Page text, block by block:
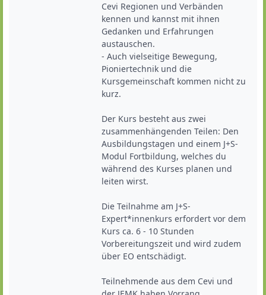
Cevi Regionen und Verbänden
kennen und kannst mit ihnen
Gedanken und Erfahrungen
austauschen.
- Auch vielseitige Bewegung,
Pioniertechnik und die
Kursgemeinschaft kommen nicht zu
kurz.
Der Kurs besteht aus zwei
zusammenhängenden Teilen: Den
Ausbildungstagen und einem J+S-
Modul Fortbildung, welches du
während des Kurses planen und
leiten wirst.
Die Teilnahme am J+S-
Expert*innenkurs erfordert vor dem
Kurs ca. 6 - 10 Stunden
Vorbereitungszeit und wird zudem
über EO entschädigt.
Teilnehmende aus dem Cevi und